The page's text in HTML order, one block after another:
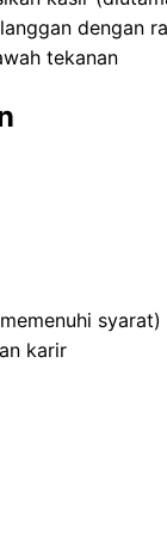
dengan
tekanan
syarat)
karir